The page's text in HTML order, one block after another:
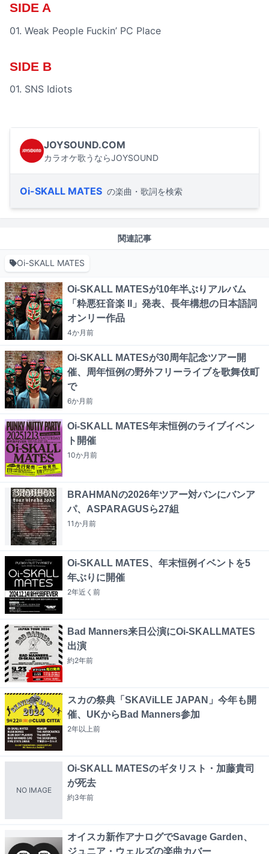
SIDE A
01. Weak People Fuckin’ PC Place
SIDE B
01. SNS Idiots
JOYSOUND.COM
カラオケ歌うならJOYSOUND
Oi-SKALL MATES の楽曲・歌詞を検索
関連記事
Oi-SKALL MATES
Oi-SKALL MATESが10年半ぶりアルバム
「粋悪狂音楽 II」発表、長年構想の日本語詞
オンリー作品
4か月前
Oi-SKALL MATESが30周年記念ツアー開
催、周年恒例の野外フリーライブを歌舞伎町
で
6か月前
Oi-SKALL MATES年末恒例のライブイベン
ト開催
10か月前
BRAHMANの2026年ツアー対バンにバンア
パ、ASPARAGUSら27組
11か月前
Oi-SKALL MATES、年末恒例イベントを5
年ぶりに開催
2年近く 前
Bad Manners来日公演にOi-SKALLMATES
出演
約2年前
スカの祭典「SKAViLLE JAPAN」今年も開
催、UKからBad Manners参加
2年以上前
NO IMAGE
Oi-SKALL MATESのギタリスト・加藤貴司
が死去
約3年前
オイスカ新作アナログでSavage Garden、
ジュニア・ウェルズの楽曲カバー